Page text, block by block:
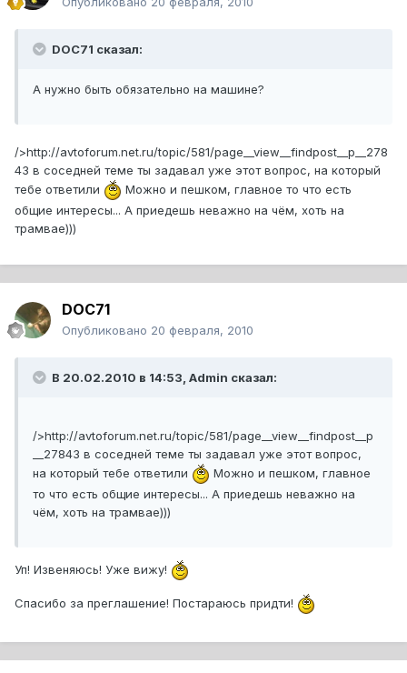
DOC71 сказал:
А нужно быть обязательно на машине?
/>http://avtoforum.net.ru/topic/581/page__view__findpost__p__278
43 в соседней теме ты задавал уже этот вопрос, на который
тебе ответили
Можно и пешком, главное то что есть
общие интересы... А приедешь неважно на чём, хоть на
трамвае)))
DOC71
Опубликовано 20 февраля, 2010
В 20.02.2010 в 14:53, Admin сказал:
/>http://avtoforum.net.ru/topic/581/page__view__findpost__p
__27843 в соседней теме ты задавал уже этот вопрос,
на который тебе ответили
Можно и пешком, главное
то что есть общие интересы... А приедешь неважно на
чём, хоть на трамвае)))
Уп! Извеняюсь! Уже вижу!
Спасибо за преглашение! Постараюсь придти!